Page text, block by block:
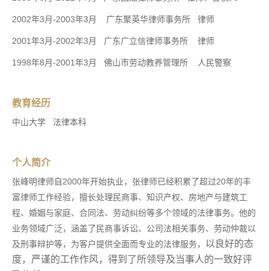
2002年3月-2003年3月 广东聚英华律师事务所 律师
2001年3月-2002年3月 广东广立信律师事务所 律师
1998年8月-2001年3月 佛山市劳动教养管理所 人民警察
教育经历
中山大学 法律本科
个人简介
张峰明律师自2000年开始执业，张律师已经积累了超过20年的丰
富律师工作经验，擅长处理民商事、知识产权、房地产与建筑工
程、婚姻与家庭、合同法、劳动纠纷等多个领域的法律事务。他的
业务领域广泛，涵盖了民商事诉讼、公司法相关事务、劳动仲裁以
及刑事辩护等，为客户提供全面而专业的法律服务， 以良好的态
度，严谨的工作作风，得到了所领导及当事人的一致好评